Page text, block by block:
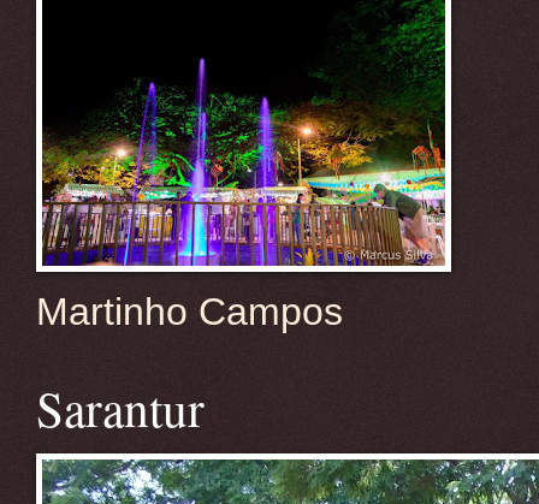
Martinho Campos
Sarantur